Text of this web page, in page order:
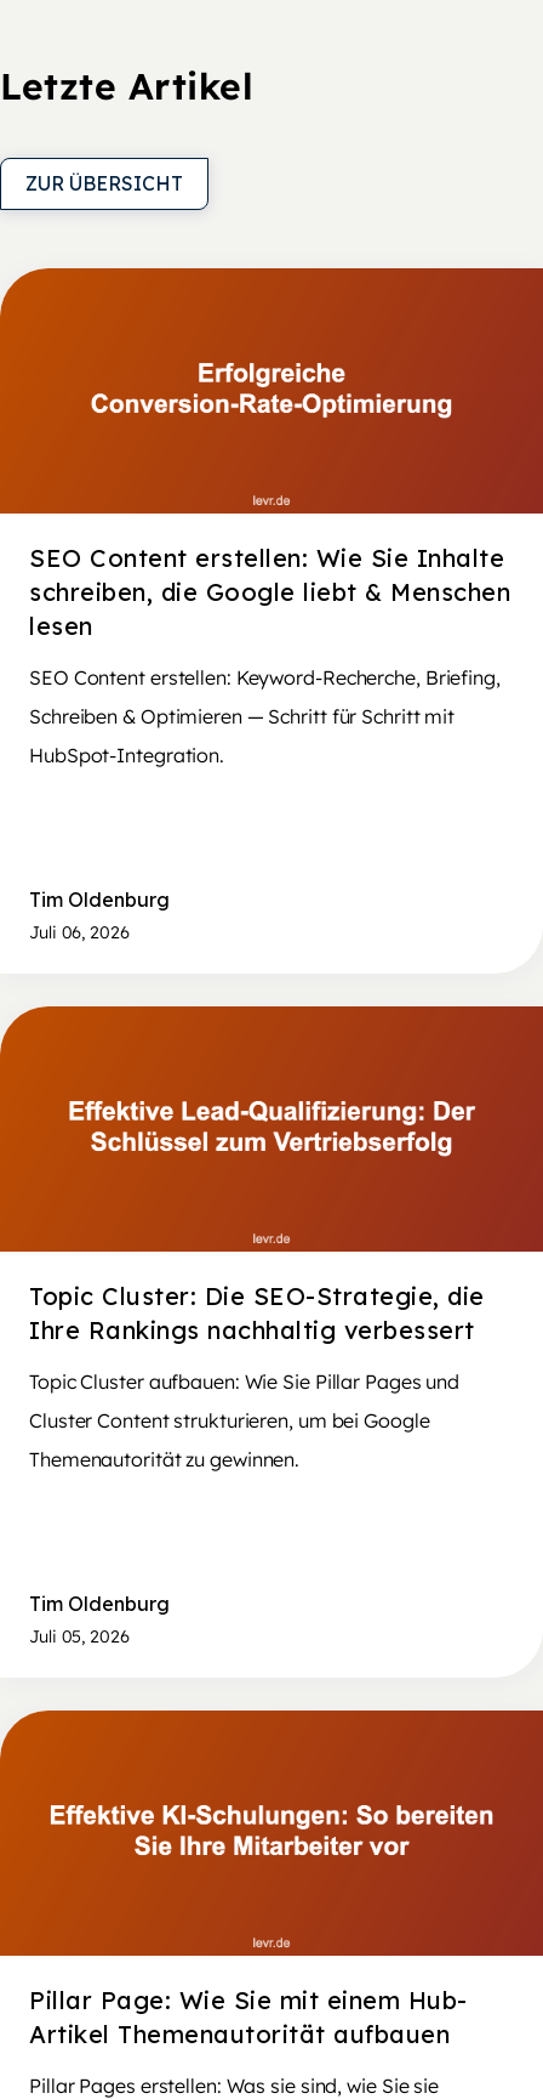
Letzte Artikel
ZUR ÜBERSICHT
SEO Content erstellen: Wie Sie Inhalte
schreiben, die Google liebt & Menschen
lesen
SEO Content erstellen: Keyword-Recherche, Briefing,
Schreiben & Optimieren — Schritt für Schritt mit
HubSpot-Integration.
Tim Oldenburg
Juli 06, 2026
Topic Cluster: Die SEO-Strategie, die
Ihre Rankings nachhaltig verbessert
Topic Cluster aufbauen: Wie Sie Pillar Pages und
Cluster Content strukturieren, um bei Google
Themenautorität zu gewinnen.
Tim Oldenburg
Juli 05, 2026
Pillar Page: Wie Sie mit einem Hub-
Artikel Themenautorität aufbauen
Pillar Pages erstellen: Was sie sind, wie Sie sie